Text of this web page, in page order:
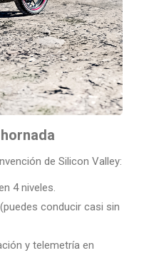
de Silicon Valley:
4 niveles.
conducir casi sin
y telemetría en